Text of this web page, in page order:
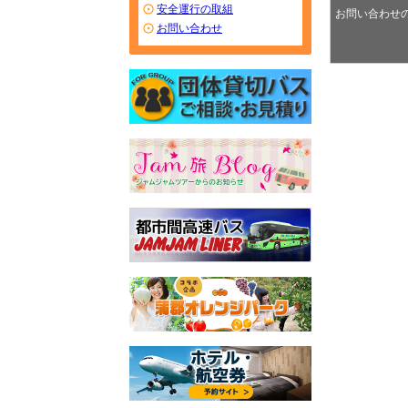
お問い合わせ
安全運行の取組
お問い合わせ